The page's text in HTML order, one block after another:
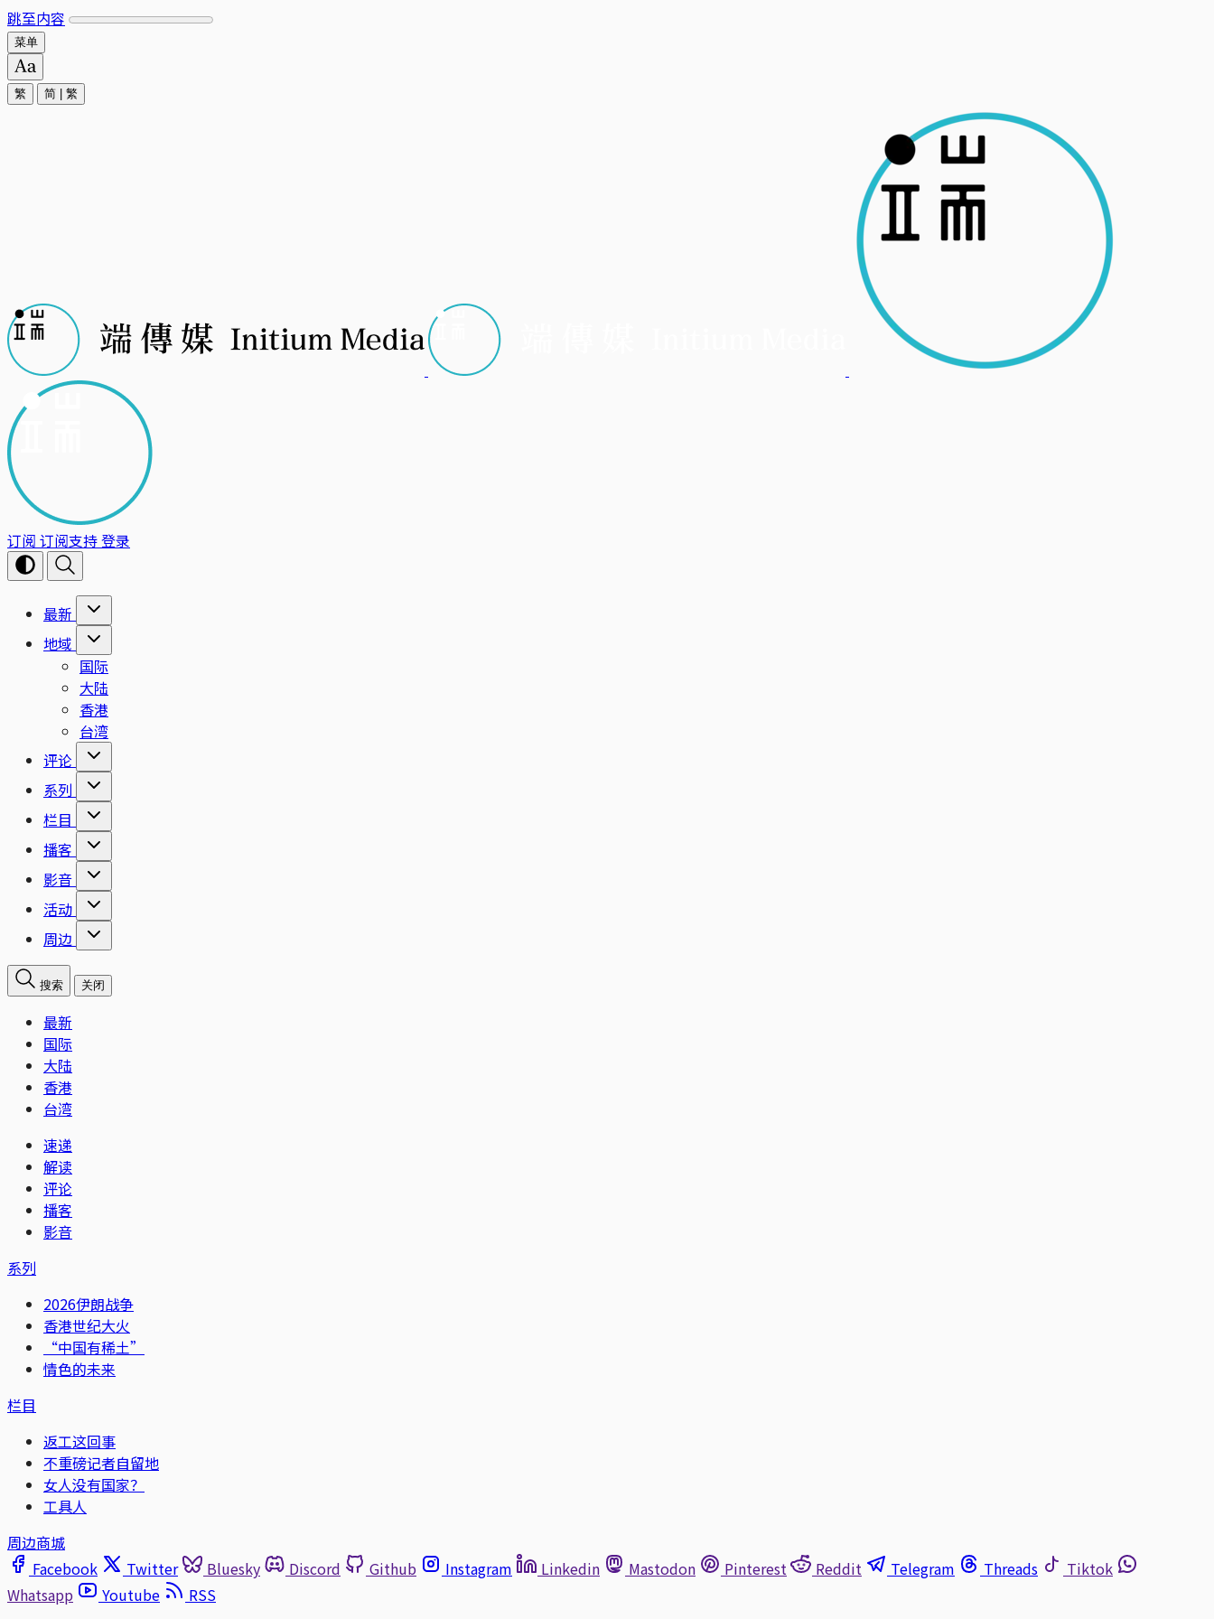
跳至内容
菜单
繁 简 繁
订阅 订阅支持登录
最新
地域
国际
大陆
香港
台湾
评论
系列
栏目
播客
影音
活动
周边
搜索 关闭
最新
国际
大陆
香港
台湾
速递
解读
评论
播客
影音
系列
2026伊朗战争
香港世纪大火
“中国有稀土”
情色的未来
栏目
返工这回事
不重磅记者自留地
女人没有国家？
工具人
周边商城
Facebook
Twitter Bluesky Discord Github Instagram Linkedin Mastodon Pinterest Reddit Telegram Threads
Tiktok
Whatsapp
Youtube RSS